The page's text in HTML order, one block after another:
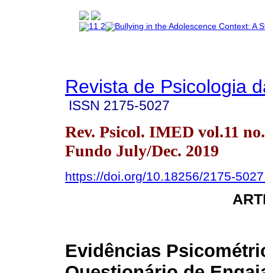
Revista de Psicologia
ISSN 2175-5027
Rev. Psicol. IMED vol.11
Fundo July/Dec. 2019
https://doi.org/10.18256/2175-
Evidências